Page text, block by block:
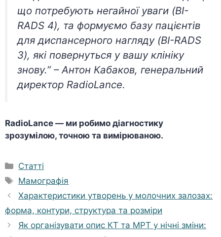
що потребують негайної уваги (BI-
RADS 4), та формуємо базу пацієнтів
для диспансерного нагляду (BI-RADS
3), які повернуться у вашу клініку
знову.”– Антон Кабаков, генеральний
директор RadioLance.
RadioLance — ми робимо діагностику
зрозумілою, точною та вимірюваною.
Категорії
Статті
Позначки
Мамографія
Характеристики утворень у молочних залозах:
форма, контури, структура та розміри
Як організувати опис КТ та МРТ у нічні зміни: